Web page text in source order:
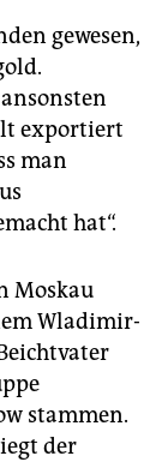
gewesen,
exportiert
man
hat“.
Moskau
Wladimir-
stammen.
der